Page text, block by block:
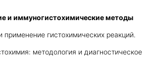
и иммуногистохимические методы
применение гистохимических реакций.
методология и диагностическое